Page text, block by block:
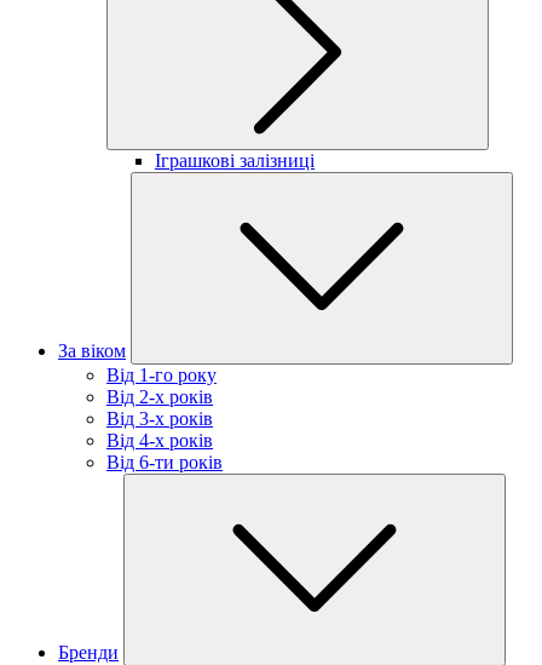
Іграшкові залізниці
За віком
Від 1-го року
Від 2-х років
Від 3-х років
Від 4-х років
Від 6-ти років
Бренди